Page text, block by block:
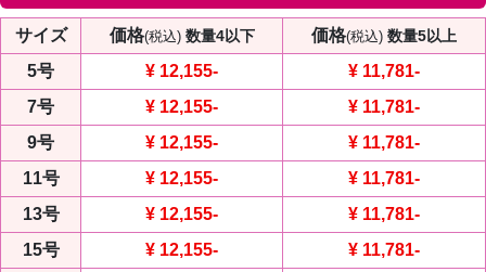
サイズ 価格(税込) 数量4以下 価格(税込) 数量5以上
5号 ¥ 12,155- ¥ 11,781-
7号
¥ 12,155- ¥ 11,781-
9号
¥ 12,155- ¥ 11,781-
11号
¥ 12,155- ¥ 11,781-
13号
¥ 12,155- ¥ 11,781-
15号
¥ 12,155- ¥ 11,781-